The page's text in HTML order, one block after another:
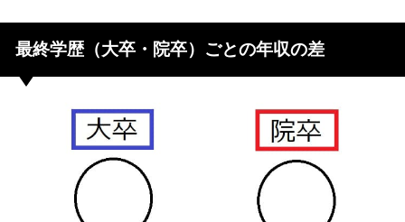
最終学歴（大卒・院卒）ごとの年収の差